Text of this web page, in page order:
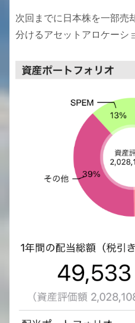
次回までに日本株を一部売
分けるアセットアロケーシ